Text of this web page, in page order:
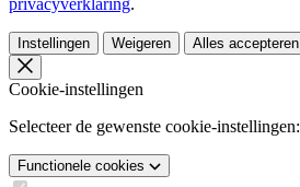
Instellingen Weigeren Alles accepteren
Cookie-instellingen
Selecteer de gewenste cookie-instellingen:
Functionele cookies